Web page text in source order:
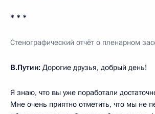
* * *
Стенографический отчёт о пленарном
В.Путин: Дорогие друзья, добрый день!
Я знаю, что вы уже поработали
Мне очень приятно отметить, что мы не